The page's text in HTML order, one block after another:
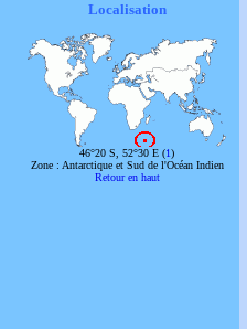
Localisation
46°20 S, 52°30 E (1)
Zone : Antarctique et Sud de l'Océan Indien
Retour en haut